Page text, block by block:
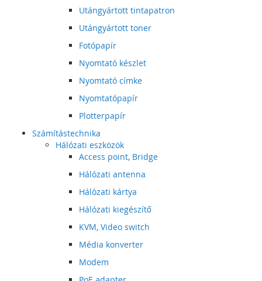
Utángyártott tintapatron
Utángyártott toner
Fotópapír
Nyomtató készlet
Nyomtató címke
Nyomtatópapír
Plotterpapír
Számítástechnika
Hálózati eszközök
Access point, Bridge
Hálózati antenna
Hálózati kártya
Hálózati kiegészítő
KVM, Video switch
Média konverter
Modem